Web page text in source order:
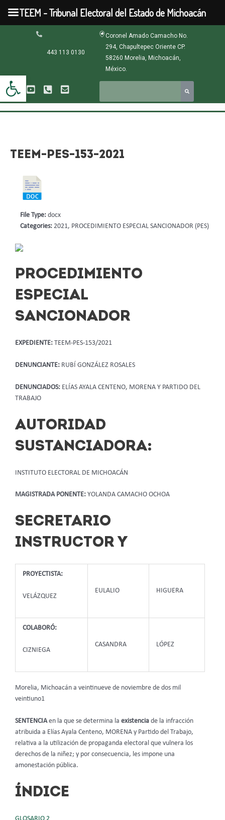
Abrir barra de herramientas
contenido
443 113 0130
Coronel Amado Camacho No.
294, Chapultepec Oriente CP.
58260 Morelia, Michoacán,
México.
TEEM-PES-153-2021
PROCEDIMIENTO
ESPECIAL
SANCIONADOR
EXPEDIENTE: TEEM-PES-153/2021
DENUNCIANTE: RUBÍ GONZÁLEZ ROSALES
DENUNCIADOS: ELÍAS AYALA CENTENO, MORENA Y PARTIDO DEL
TRABAJO
AUTORIDAD
SUSTANCIADORA:
INSTITUTO ELECTORAL DE MICHOACÁN
MAGISTRADA PONENTE: YOLANDA CAMACHO OCHOA
SECRETARIO
INSTRUCTOR Y
PROYECTISTA:
VELÁZQUEZ
EULALIO HIGUERA
COLABORÓ:
CIZNIEGA
CASANDRA LÓPEZ
Morelia, Michoacán a veintinueve de noviembre de dos mil
veintiuno1
SENTENCIAen la que se determina la existencia de la infracción
atribuida a Elías Ayala Centeno, MORENA y Partido del Trabajo,
relativa a la utilización de propaganda electoral que vulnera los
derechos de la niñez; y por consecuencia, les impone una
amonestación pública.
ÍNDICE
GLOSARIO 2
File Type: docx
Categories: 2021, PROCEDIMIENTO ESPECIAL SANCIONADOR (PES)
TEEM - Tribunal Electoral del Estado de Michoacán